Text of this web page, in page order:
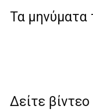
Τα μηνύματα
Δείτε